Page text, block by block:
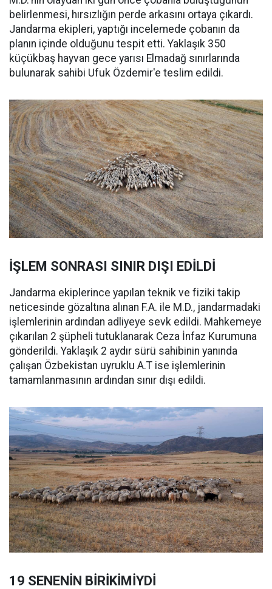
belirlenmesi, hırsızlığın perde arkasını ortaya çıkardı.
Jandarma ekipleri, yaptığı incelemede çobanın da
planın içinde olduğunu tespit etti. Yaklaşık 350
küçükbaş hayvan gece yarısı Elmadağ sınırlarında
bulunarak sahibi Ufuk Özdemir'e teslim edildi.
İŞLEM SONRASI SINIR DIŞI EDİLDİ
Jandarma ekiplerince yapılan teknik ve fiziki takip
neticesinde gözaltına alınan F.A. ile M.D., jandarmadaki
işlemlerinin ardından adliyeye sevk edildi. Mahkemeye
çıkarılan 2 şüpheli tutuklanarak Ceza İnfaz Kurumuna
gönderildi. Yaklaşık 2 aydır sürü sahibinin yanında
çalışan Özbekistan uyruklu A.T ise işlemlerinin
tamamlanmasının ardından sınır dışı edildi.
19 SENENİN BİRİKİMİYDİ